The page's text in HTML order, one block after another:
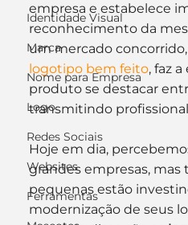
Identidade Visual
Marca
Nome para Empresa
Logo
Redes Sociais
Websites
Ferramentas
empresa e estabelece
reconhecimento da
um mercado
logotipo bem feito, faz
produto se destacar
transmitindo
Hoje em dia,
grandes empresas,
pequenas estão
modernização de seus